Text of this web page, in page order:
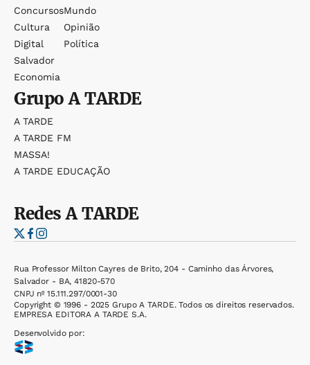
Concursos
Cultura
Digital
Salvador
Economia
Mundo
Opinião
Política
GrupoA TARDE
A TARDE
A TARDE FM
MASSA!
A TARDE EDUCAÇÃO
RedesA TARDE
Rua Professor Milton Cayres de Brito, 204 - Caminho das Árvores,
Salvador - BA, 41820-570
CNPJ nº 15.111.297/0001-30
Copyright © 1996 - 2025 Grupo A TARDE. Todos os direitos reservados.
EMPRESA EDITORA A TARDE S.A.
Desenvolvido por: